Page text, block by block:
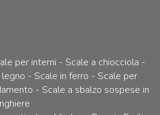
per interni - Scale a chiocciola -
- Scale in ferro - Scale per
- Scale a sbalzo sospese in